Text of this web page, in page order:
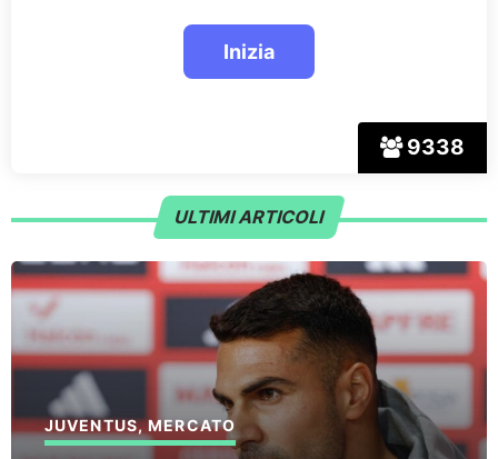
9338
ULTIMI ARTICOLI
JUVENTUS,MERCATO